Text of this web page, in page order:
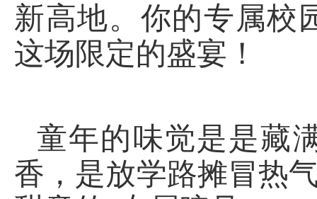
新高地。你的专属校
这场限定的盛宴！
童年的味觉是是藏
香，是放学路摊冒热